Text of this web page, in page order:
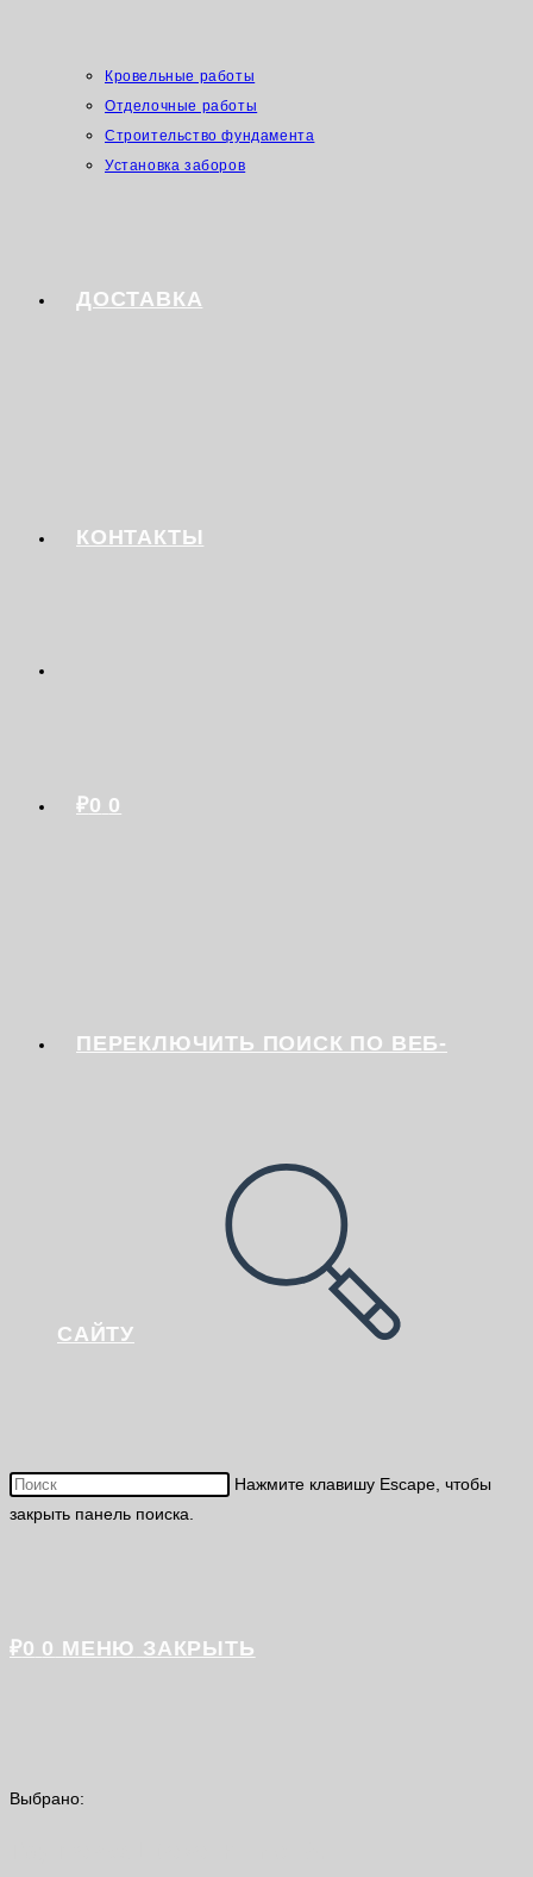
Кровельные работы
Отделочные работы
Строительство фундамента
Установка заборов
ДОСТАВКА
КОНТАКТЫ
₽0 0
ПЕРЕКЛЮЧИТЬ ПОИСК ПО ВЕБ-
САЙТУ
Нажмите клавишу Escape, чтобы
закрыть панель поиска.
₽0 0 МЕНЮ ЗАКРЫТЬ
Выбрано: